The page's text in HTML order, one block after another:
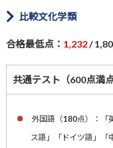
比較文化学類
合格最低点： 1,232/
共通テスト（600点満点
外国語（180点）：「
ス語」「ドイツ語」「